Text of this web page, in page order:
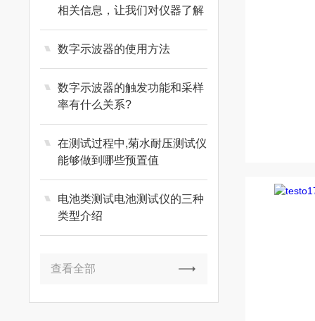
相关信息，让我们对仪器了解
的更透彻
数字示波器的使用方法
数字示波器的触发功能和采样
率有什么关系?
在测试过程中,菊水耐压测试仪
能够做到哪些预置值
电池类测试电池测试仪的三种
类型介绍
查看全部